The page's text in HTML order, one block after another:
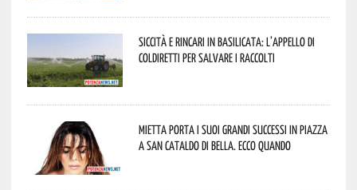
Siccità e rincari in Basilicata: l’appello di
Coldiretti per salvare i raccolti
Mietta porta i suoi grandi successi in piazza
a San Cataldo di Bella. Ecco quando